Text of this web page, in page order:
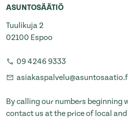
ASUNTOSÄÄTIÖ
Tuulikuja 2
02100 Espoo
09 4246 9333
By calling our numbers beginning
contact us at the price of local